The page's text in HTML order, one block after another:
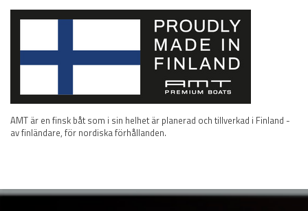
AMT är en finsk båt som i sin helhet är planerad och tillverkad i Finland -
av finländare, för nordiska förhållanden.